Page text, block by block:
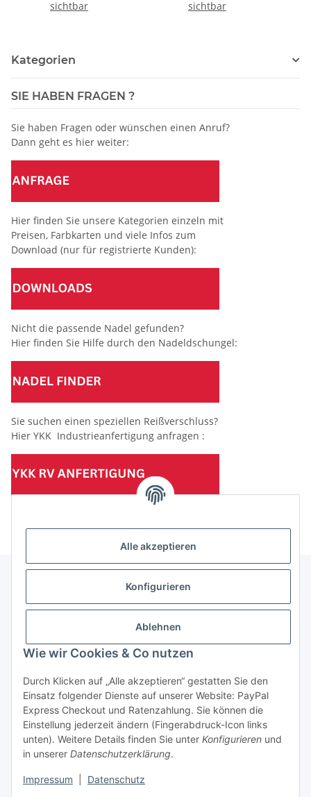
Alle akzeptieren
Konfigurieren
Ablehnen
Wie wir Cookies & Co nutzen
Durch Klicken auf „Alle akzeptieren“ gestatten Sie den
Einsatz folgender Dienste auf unserer Website: PayPal
Express Checkout und Ratenzahlung. Sie können die
Einstellung jederzeit ändern (Fingerabdruck-Icon links
unten). Weitere Details finden Sie unter Konfigurieren und
in unserer Datenschutzerklärung.
Impressum Datenschutz
sichtbar
sichtbar
Kategorien
SIE HABEN FRAGEN ?
Sie haben Fragen oder wünschen einen Anruf?
Dann geht es hier weiter:
Hier finden Sie unsere Kategorien einzeln mit
Preisen, Farbkarten und viele Infos zum
Download (nur für registrierte Kunden):
Nicht die passende Nadel gefunden?
Hier finden Sie Hilfe durch den Nadeldschungel:
Sie suchen einen speziellen Reißverschluss?
Hier YKK Industrieanfertigung anfragen :
(Mindesttabnahmemenge 10 Stück je Länge und Farbe)
Informationen
Gesetzliche Informationen
Vertrag widerrufen
* Alle Preise zzgl. gesetzlicher USt., zzgl.